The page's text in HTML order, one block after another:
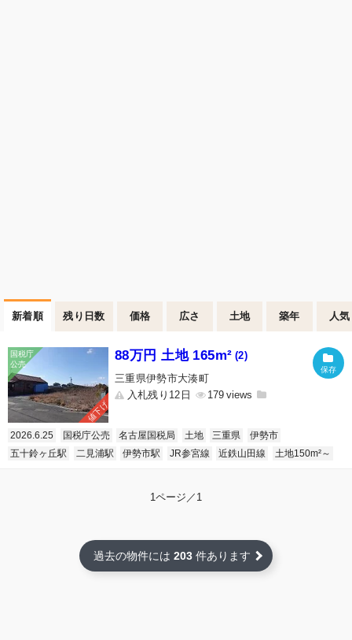
新着順 残り日数 価格 広さ 土地 築年 人気
値下げ
88万円 土地 165m² (2)
三重県伊勢市大湊町
入札残り12日
179
2026.6.25 国税庁公売 名古屋国税局 土地 三重県
伊勢市
五十鈴ヶ丘駅
二見浦駅 伊勢市駅 JR参宮線 近鉄山田線 土地150m²～
1ページ／1
過去の物件には 203 件あります